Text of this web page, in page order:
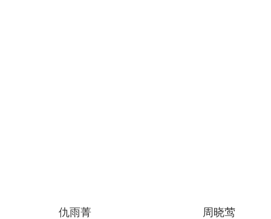
仇雨菁 周晓莺